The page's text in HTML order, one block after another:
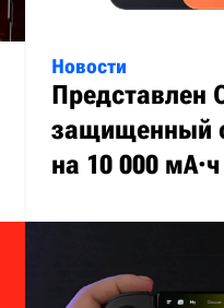
Новости
Представлен
защищенный
на 10 000 мА·ч